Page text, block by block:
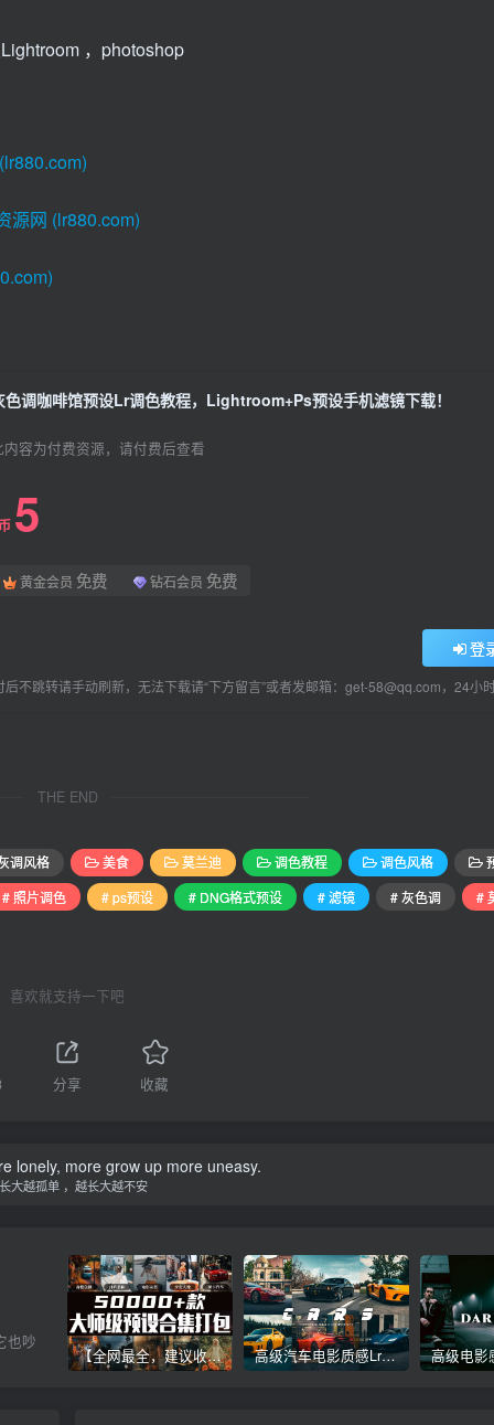
，photoshop
源网 (lr880.com)
色调咖啡馆预设Lr调色教程，Lightroom+Ps预设手机滤镜下载！
内容为付费资源，请付费后查看
5
黄金会员 免费 钻石会员 免费
登
后不跳转请手动刷新，无法下载请“下方留言”或者发邮箱：get-58@qq.com，24小
THE END
调风格 美食 莫兰迪 调色教程 调色风格
# 照片调色
# ps预设 # DNG格式预设 # 滤镜 # 灰色调 #
喜欢就支持一下吧
分享 收藏
lonely, more grow up more uneasy.
大越孤单 ，越长大越不安
也吵
【全网最全，建议收藏】5万多款Lr顶级调色预设合集，精心整理，分类清晰，摄影师调色师必备素材，够用一辈子！ 高级汽车电影质感Lr调色教程，手机滤镜PS+Lightroom预设下载！